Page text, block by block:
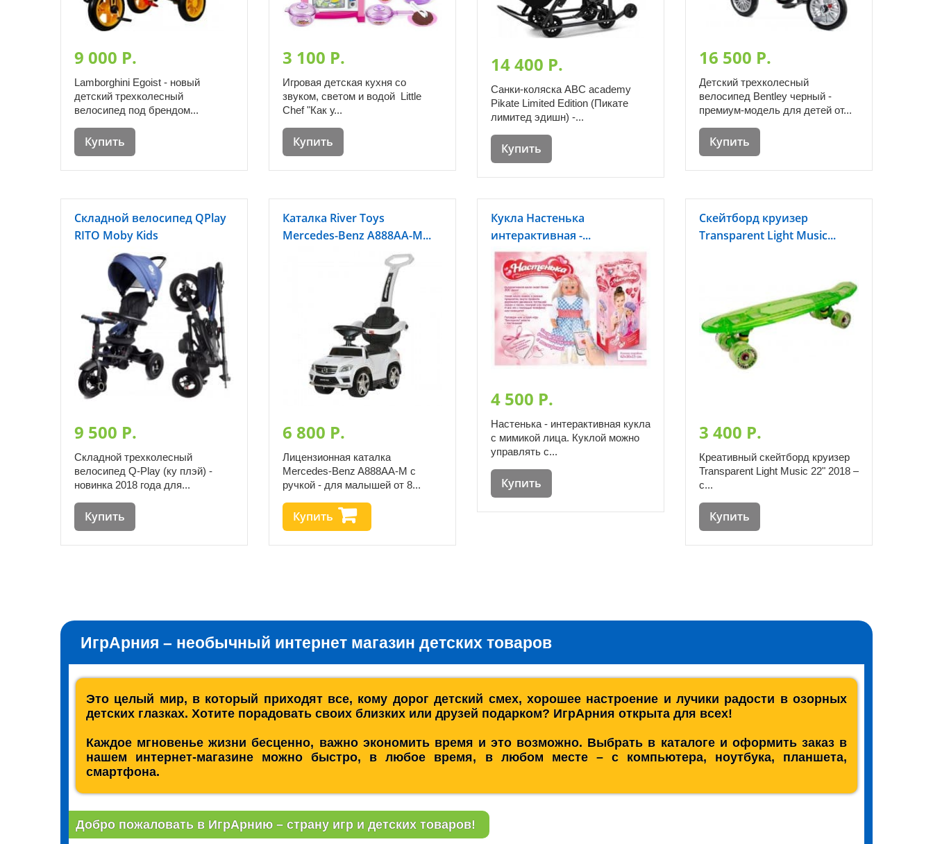
9 000 P.
Lamborghini Egoist - новый
детский трехколесный
велосипед под брендом...
Купить
3 100 P.
Игровая детская кухня со
звуком, светом и водой Little
Chef "Как у...
Купить
14 400 P.
Санки-коляска ABC academy
Pikate Limited Edition (Пикате
лимитед эдишн) -...
Купить
16 500 P.
Детский трехколесный
велосипед Bentley черный -
премиум-модель для детей от...
Купить
Складной велосипед QPlay
RITO Moby Kids
9 500 P.
Складной трехколесный
велосипед Q-Play (ку плэй) -
новинка 2018 года для...
Купить
Каталка River Toys
Mercedes-Benz A888AA-M...
6 800 P.
Лицензионная каталка
Mercedes-Benz A888AA-M с
ручкой - для малышей от 8...
Купить
Кукла Настенька
интерактивная -...
4 500 P.
Настенька - интерактивная кукла
с мимикой лица. Куклой можно
управлять с...
Купить
Скейтборд круизер
Transparent Light Music...
3 400 P.
Креативный скейтборд круизер
Transparent Light Music 22" 2018 –
с...
Купить
ИгрАрния – необычный интернет магазин детских товаров
Это целый мир, в который приходят все, кому дорог детский смех, хорошее настроение и лучики радости в озорных
детских глазках. Хотите порадовать своих близких или друзей подарком? ИгрАрния открыта для всех!
Каждое мгновенье жизни бесценно, важно экономить время и это возможно. Выбрать в каталоге и оформить заказ в
нашем интернет-магазине можно быстро, в любое время, в любом месте – с компьютера, ноутбука, планшета,
смартфона.
Добро пожаловать в ИгрАрнию – страну игр и детских товаров!